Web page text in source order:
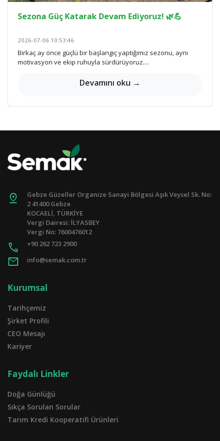
Sezona Güç Katarak Devam Ediyoruz! 🌿💪
2026-07-06 10:53:46
Birkaç ay önce güçlü bir başlangıç yaptığımız sezonu, aynı
motivasyon ve ekip ruhuyla sürdürüyoruz....
Devamını oku →
pin_drop
Gebze Güzeller Organize Sanayi Bölgesi Aşık Veysel Sk. No:
2 41400 Gebze
KOCAELİ, TÜRKİYE
Vergi Dairesi: İLYASBEY
Vergi No: 7600476012
call +90 262 723 2900
mail info@semak.com.tr
Kurumsal
Tarihçemiz
Şirket Profili
CEO Mesajı
Kariyer
Faydalı Linkler
Doğa Günlüğü
Sıkça Sorulan Sorular
Tarım Kredi Kooperatifi Ürünleri